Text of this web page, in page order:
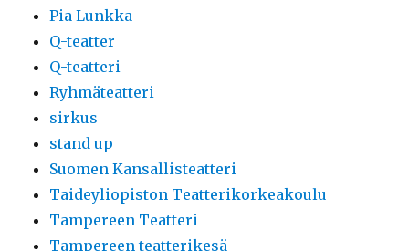
Pia Lunkka
Q-teatter
Q-teatteri
Ryhmäteatteri
sirkus
stand up
Suomen Kansallisteatteri
Taideyliopiston Teatterikorkeakoulu
Tampereen Teatteri
Tampereen teatterikesä